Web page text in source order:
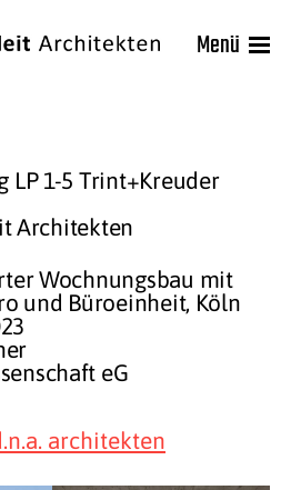
Menü
LP 1-5 Trint+Kreuder
Architekten
Wochnungsbau mit
und Büroeinheit, Köln
eG
architekten